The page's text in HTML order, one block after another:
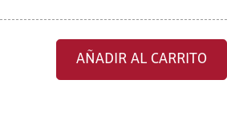
AÑADIR AL CARRITO